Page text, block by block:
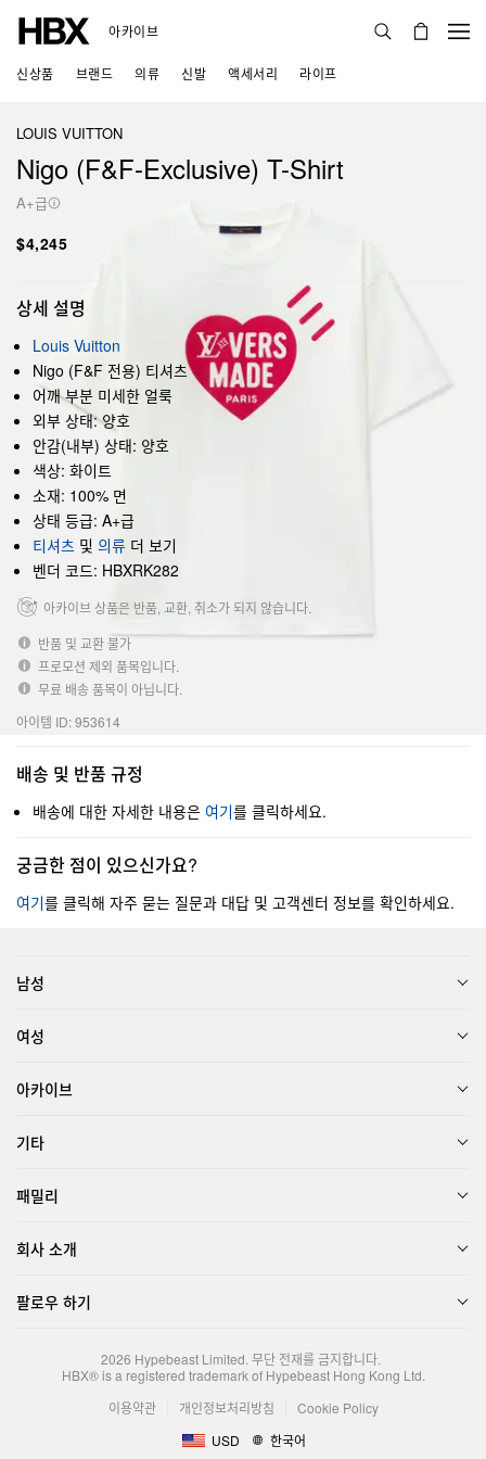
아카이브
신상품 브랜드 의류 신발 액세서리 라이프
LOUIS VUITTON
Nigo (F&F-Exclusive) T-Shirt
A+급
$4,245
상세 설명
Louis Vuitton
Nigo (F&F 전용) 티셔츠
어깨 부분 미세한 얼룩
외부 상태: 양호
안감(내부) 상태: 양호
색상: 화이트
소재: 100% 면
상태 등급: A+급
티셔츠 및 의류 더 보기
벤더 코드: HBXRK282
아카이브 상품은 반품, 교환, 취소가 되지 않습니다.
반품 및 교환 불가
프로모션 제외 품목입니다.
무료 배송 품목이 아닙니다.
아이템 ID: 953614
배송 및 반품 규정
배송에 대한 자세한 내용은 여기를 클릭하세요.
궁금한 점이 있으신가요?
여기를 클릭해 자주 묻는 질문과 대답 및 고객센터 정보를 확인하세요.
남성
여성
아카이브
기타
패밀리
회사 소개
팔로우 하기
2026 Hypebeast Limited. 무단 전재를 금지합니다.
HBX® is a registered trademark of Hypebeast Hong Kong Ltd.
이용약관
개인정보처리방침
Cookie Policy
USD
한국어